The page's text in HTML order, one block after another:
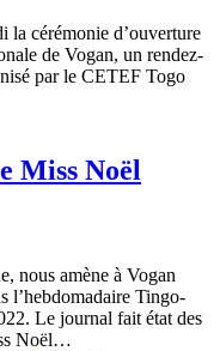
la cérémonie d’ouverture
de Vogan, un rendez-
par le CETEF Togo
Miss Noël
nous amène à Vogan
l’hebdomadaire Tingo-
Le journal fait état des
Noël…